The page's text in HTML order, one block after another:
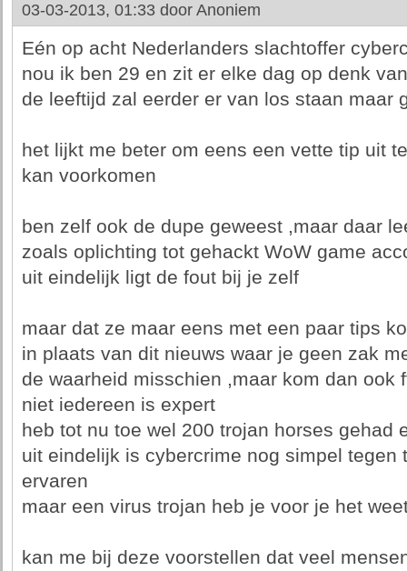
03-03-2013, 01:33 door Anoniem
Eén op acht Nederlanders slachtoffer
nou ik ben 29 en zit er elke dag op denk
de leeftijd zal eerder er van los staan maar
het lijkt me beter om eens een vette tip uit
kan voorkomen
ben zelf ook de dupe geweest ,maar daar
zoals oplichting tot gehackt WoW game
uit eindelijk ligt de fout bij je zelf
maar dat ze maar eens met een paar tips
in plaats van dit nieuws waar je geen zak
de waarheid misschien ,maar kom dan ook
niet iedereen is expert
heb tot nu toe wel 200 trojan horses gehad
uit eindelijk is cybercrime nog simpel tegen
ervaren
maar een virus trojan heb je voor je het
kan me bij deze voorstellen dat veel